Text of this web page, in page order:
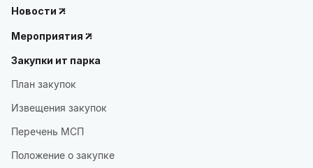
Новости
Мероприятия
Закупки ит парка
План закупок
Извещения закупок
Перечень МСП
Положение о закупке